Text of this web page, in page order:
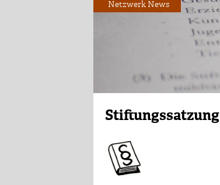
Netzwerk News
Stiftungssatzung